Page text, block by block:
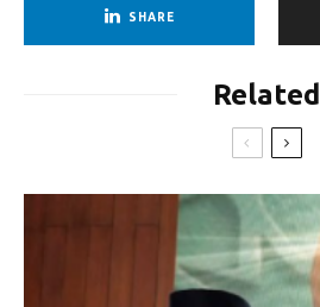
SHARE
Related